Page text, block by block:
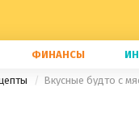
ФИНАНСЫ